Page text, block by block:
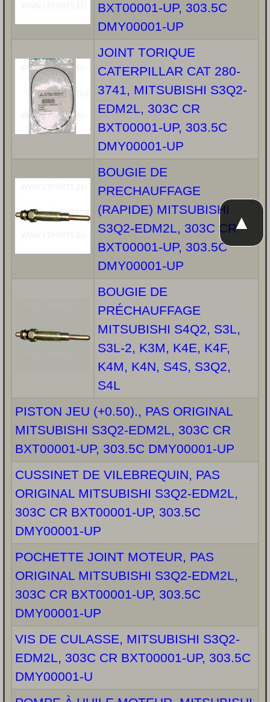
BXT00001-UP, 303.5C
DMY00001-UP
JOINT TORIQUE
CATERPILLAR CAT 280-
3741, MITSUBISHI S3Q2-
EDM2L, 303C CR
BXT00001-UP, 303.5C
DMY00001-UP
BOUGIE DE
PRECHAUFFAGE
(RAPIDE) MITSUBISHI
S3Q2-EDM2L, 303C CR
BXT00001-UP, 303.5C
DMY00001-UP
BOUGIE DE
PRÉCHAUFFAGE
MITSUBISHI S4Q2, S3L,
S3L-2, K3M, K4E, K4F,
K4M, K4N, S4S, S3Q2,
S4L
PISTON JEU (+0.50)., PAS ORIGINAL
MITSUBISHI S3Q2-EDM2L, 303C CR
BXT00001-UP, 303.5C DMY00001-UP
CUSSINET DE VILEBREQUIN, PAS
ORIGINAL MITSUBISHI S3Q2-EDM2L,
303C CR BXT00001-UP, 303.5C
DMY00001-UP
POCHETTE JOINT MOTEUR, PAS
ORIGINAL MITSUBISHI S3Q2-EDM2L,
303C CR BXT00001-UP, 303.5C
DMY00001-UP
VIS DE CULASSE, MITSUBISHI S3Q2-
EDM2L, 303C CR BXT00001-UP, 303.5C
DMY00001-U
▲